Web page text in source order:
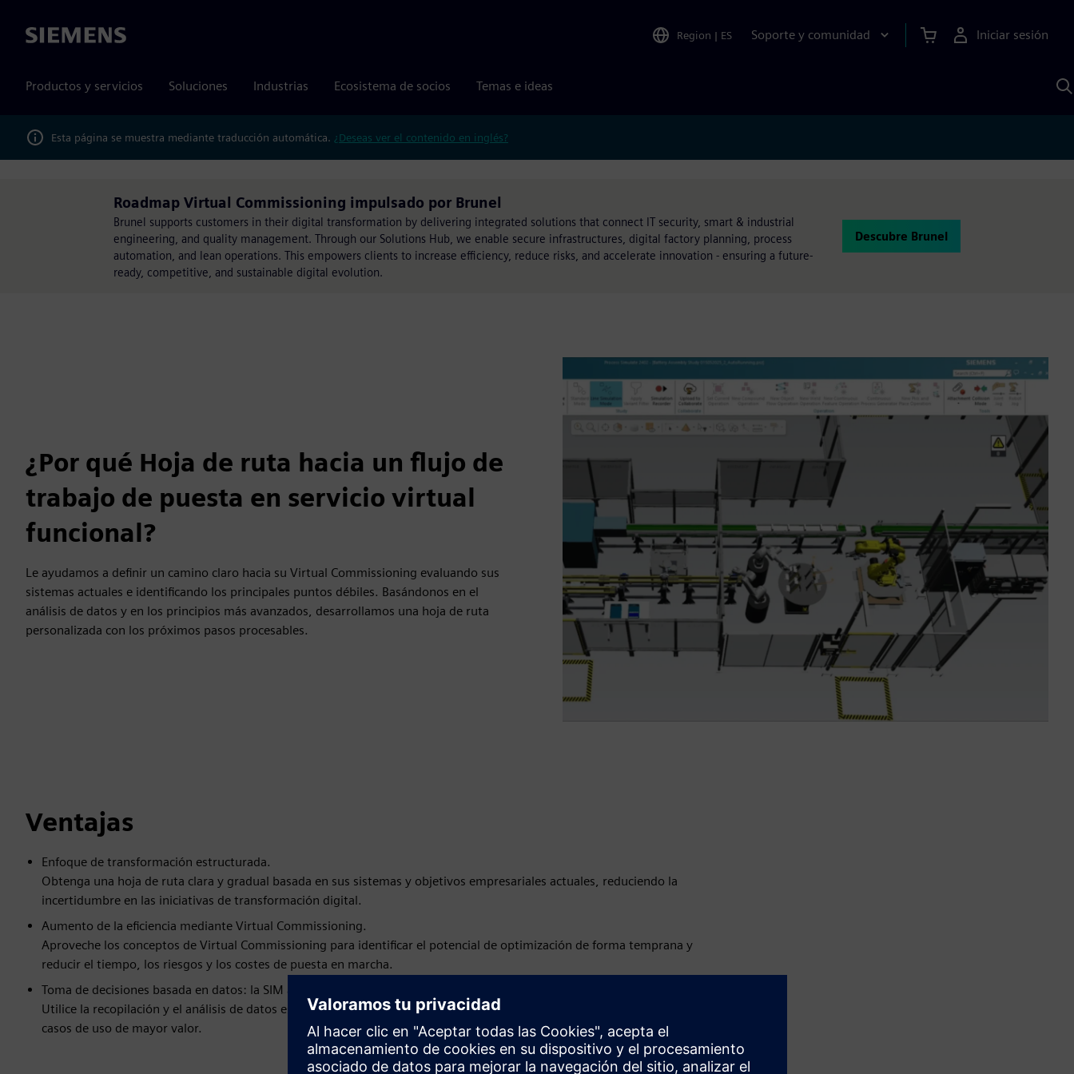
Siemens Region | ES Soporte y comunidad Iniciar sesión
Productos y servicios Soluciones Industrias Ecosistema de socios Temas e ideas
Esta página se muestra mediante traducción automática. ¿Deseas ver el contenido en inglés?
Roadmap Virtual Commissioning impulsado por Brunel
Brunel supports customers in their digital transformation by delivering integrated solutions that connect IT security, smart & industrial
engineering, and quality management. Through our Solutions Hub, we enable secure infrastructures, digital factory planning, process
automation, and lean operations. This empowers clients to increase efficiency, reduce risks, and accelerate innovation - ensuring a future-
ready, competitive, and sustainable digital evolution.
Descubre Brunel
¿Por qué Hoja de ruta hacia un flujo de
trabajo de puesta en servicio virtual
funcional?
Le ayudamos a definir un camino claro hacia su Virtual Commissioning evaluando sus
sistemas actuales e identificando los principales puntos débiles. Basándonos en el
análisis de datos y en los principios más avanzados, desarrollamos una hoja de ruta
personalizada con los próximos pasos procesables.
Ventajas
Enfoque de transformación estructurada.
Obtenga una hoja de ruta clara y gradual basada en sus sistemas y objetivos empresariales actuales, reduciendo la
incertidumbre en las iniciativas de transformación digital.
Aumento de la eficiencia mediante Virtual Commissioning.
Aproveche los conceptos de Virtual Commissioning para identificar el potencial de optimización de forma temprana y
reducir el tiempo, los riesgos y los costes de puesta en marcha.
Toma de decisiones basada en datos: la SIM antes que la real.
Utilice la recopilación y el análisis de datos estructurados para priorizar las iniciativas y centrar las inversiones en los
casos de uso de mayor valor.